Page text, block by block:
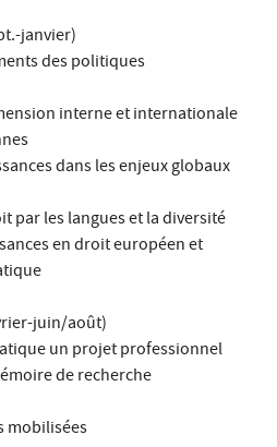
janvier)
des politiques
interne et internationale
dans les enjeux globaux
par les langues et la diversité
en droit européen et
juin/août)
un projet professionnel
de recherche
mobilisées